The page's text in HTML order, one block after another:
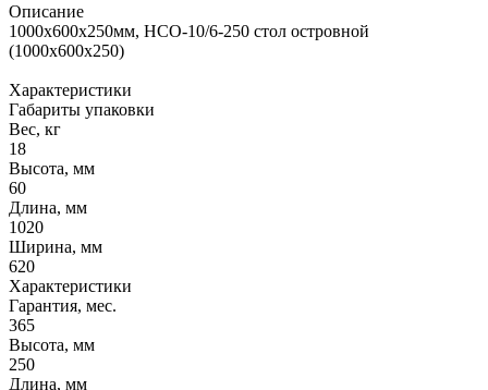
Описание
1000x600x250мм, НСО-10/6-250 стол островной
(1000х600х250)
Характеристики
Габариты упаковки
Вес, кг
18
Высота, мм
60
Длина, мм
1020
Ширина, мм
620
Характеристики
Гарантия, мес.
365
Высота, мм
250
Длина, мм